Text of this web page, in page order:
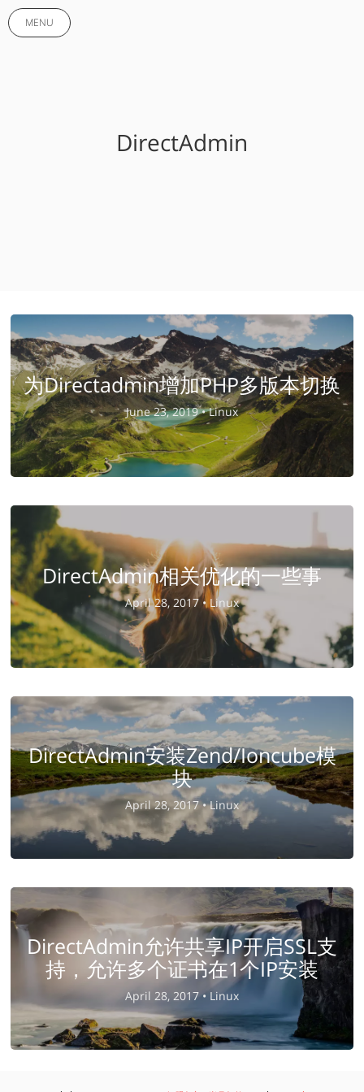
MENU
DirectAdmin
为Directadmin增加PHP多版本切换
June 23, 2019 •Linux
DirectAdmin相关优化的一些事
April 28, 2017 • Linux
DirectAdmin安装Zend/Ioncube模
块
April 28, 2017 •Linux
DirectAdmin允许共享IP开启SSL支
持，允许多个证书在1个IP安装
April 28, 2017 •Linux